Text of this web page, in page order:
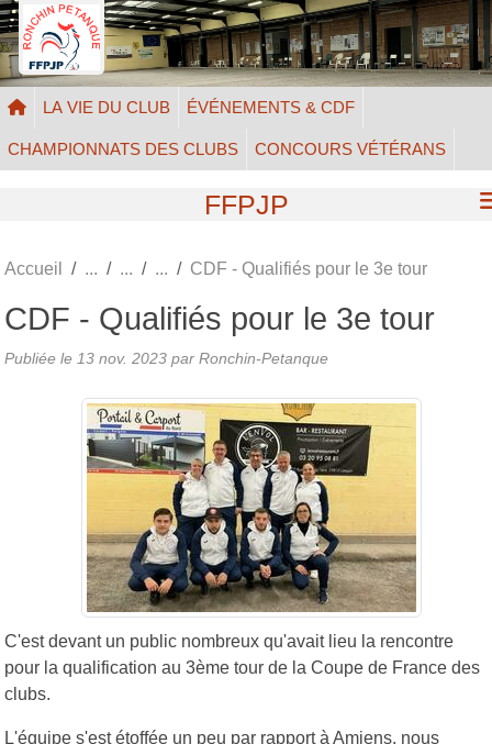
LA VIE DU CLUB ÉVÉNEMENTS & CDF
CHAMPIONNATS DES CLUBS CONCOURS VÉTÉRANS
FFPJP
Accueil CDF - Qualifiés pour le 3e tour
CDF - Qualifiés pour le 3e tour
Publiée le 13 nov. 2023 par Ronchin-Petanque
C'est devant un public nombreux qu'avait lieu la rencontre
pour la qualification au 3ème tour de la Coupe de France des
clubs.
L'équipe s'est étoffée un peu par rapport à Amiens, nous
Panneau de gestion des cookies